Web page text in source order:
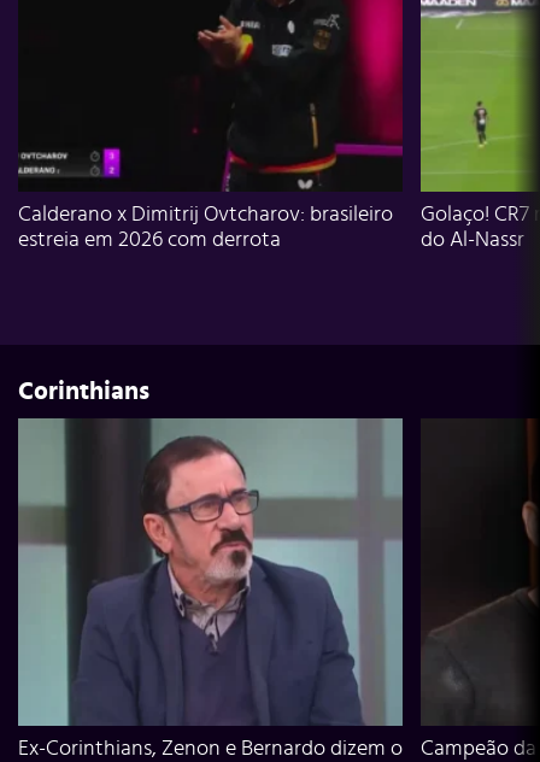
Calderano x Dimitrij Ovtcharov: brasileiro
estreia em 2026 com derrota
Golaço!
do Al-Nassr
Corinthians
Ex-Corinthians, Zenon e Bernardo dizem o
Campeão